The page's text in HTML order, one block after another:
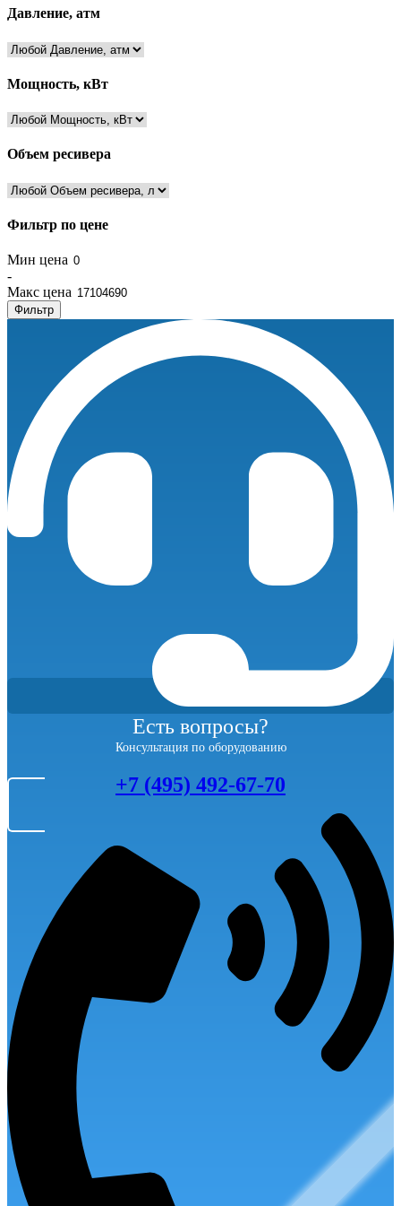
Давление, атм
Мощность, кВт
Объем ресивера
Фильтр по цене
Мин цена
-
Макс цена
Фильтр
Есть вопросы?
Консультация по оборудованию
+7 (495) 492-67-70